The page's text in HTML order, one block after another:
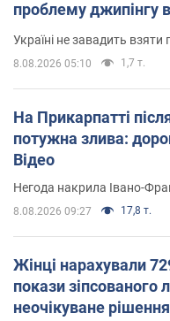
проблему джипінгу
Україні не завадить взяти
8.08.2026 05:10 1,7 т.
На Прикарпатті
потужна злива:
Відео
Негода накрила Івано-
8.08.2026 09:27 17,8 т.
Жінці нарахували
покази зіпсованого
неочікуване рішення